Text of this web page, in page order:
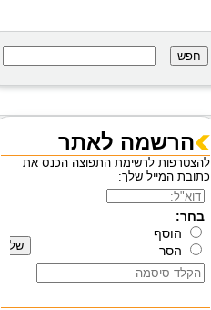
מסגרות לפעוטות 0-3
מידע בנושא מטפי כיבוי אש
הרשמה לאתר
להצטרפות לרשימת התפוצה הכנס את
כתובת המייל שלך: